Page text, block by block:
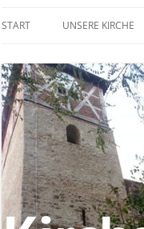
START UNSERE KIRCHE
JUNGE GEMEINDE
SENIORENTREFF